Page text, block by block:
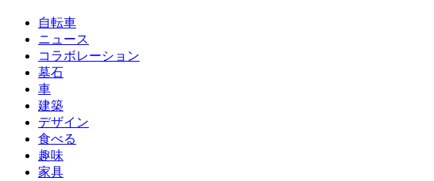
自転車
ニュース
コラボレーション
墓石
車
建築
デザイン
食べる
趣味
家具